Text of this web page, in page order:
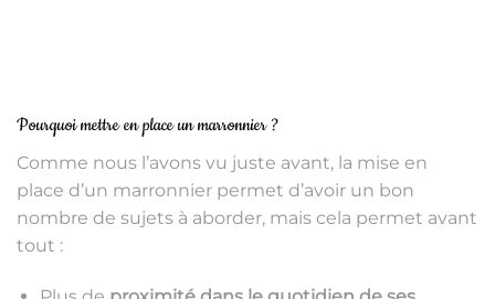
Pourquoi mettre en place un marronnier ?
Comme nous l’avons vu juste avant, la mise en
place d’un marronnier permet d’avoir un bon
nombre de sujets à aborder, mais cela permet avant
tout :